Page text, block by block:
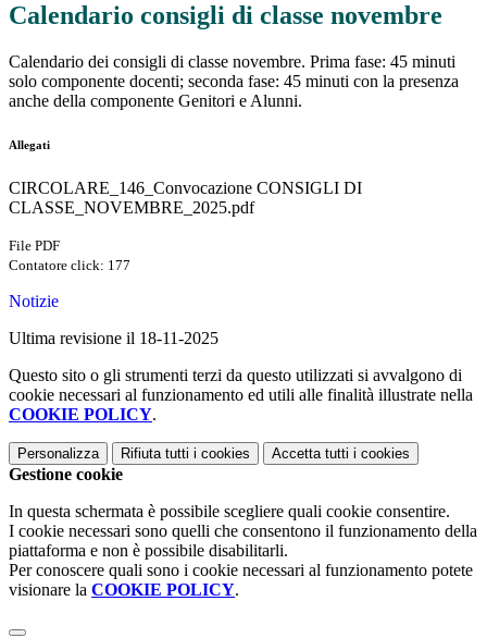
Calendario consigli di classe novembre
Calendario dei consigli di classe novembre. Prima fase: 45 minuti
solo componente docenti; seconda fase: 45 minuti con la presenza
anche della componente Genitori e Alunni.
Allegati
CIRCOLARE_146_Convocazione CONSIGLI DI
CLASSE_NOVEMBRE_2025.pdf
File PDF
Contatore click: 177
Notizie
Ultima revisione il 18-11-2025
Questo sito o gli strumenti terzi da questo utilizzati si avvalgono di
cookie necessari al funzionamento ed utili alle finalità illustrate nella
COOKIE POLICY.
Personalizza Rifiuta tutti i cookies Accetta tutti i cookies
Gestione cookie
In questa schermata è possibile scegliere quali cookie consentire.
I cookie necessari sono quelli che consentono il funzionamento della
piattaforma e non è possibile disabilitarli.
Per conoscere quali sono i cookie necessari al funzionamento potete
visionare la COOKIE POLICY.